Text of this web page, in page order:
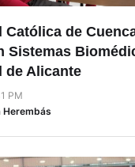
Católica de
Sistemas
de Alicante
PM
Herembás